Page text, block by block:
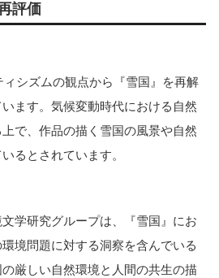
評価
シズムの観点から『雪国』を再解
ます。気候変動時代における自然
で、作品の描く雪国の風景や自然
るとされています。
学研究グループは、『雪国』にお
境問題に対する洞察を含んでいる
厳しい自然環境と人間の共生の描